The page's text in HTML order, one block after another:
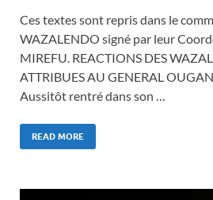
Ces textes sont repris dans le
WAZALENDO signé par leur
MIREFU. REACTIONS DES
ATTRIBUES AU GENERAL
Aussitôt rentré dans son …
READ MORE